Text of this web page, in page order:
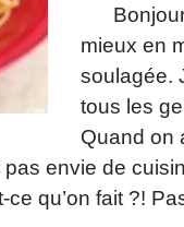
Bonjour
mieux en
soulagée.
tous les
Quand on
envie de
ce qu’on fait ?!